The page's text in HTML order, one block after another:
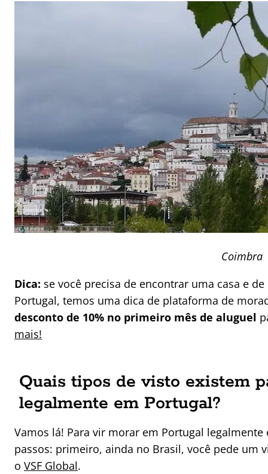
Coimbra
Dica: se você precisa de encontrar uma casa e
Portugal, temos uma dica de plataforma de
desconto de 10% no primeiro mês de aluguel
mais!
Quais tipos de visto existem
legalmente em Portugal?
Vamos lá! Para vir morar em Portugal
passos: primeiro, ainda no Brasil, você pede um
o VSF Global.